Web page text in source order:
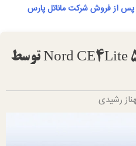
پس از فروش شرکت ماناتل پارس
مراسم رونمایی مدل Nord CE4Lite 5G توسط